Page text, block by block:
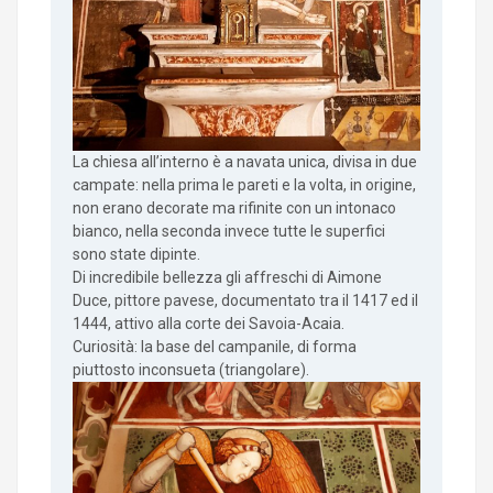
La chiesa all’interno è a navata unica, divisa in due
campate: nella prima le pareti e la volta, in origine,
non erano decorate ma rifinite con un intonaco
bianco, nella seconda invece tutte le superfici
sono state dipinte.
Di incredibile bellezza gli affreschi di Aimone
Duce, pittore pavese, documentato tra il 1417 ed il
1444, attivo alla corte dei Savoia-Acaia.
Curiosità: la base del campanile, di forma
piuttosto inconsueta (triangolare).